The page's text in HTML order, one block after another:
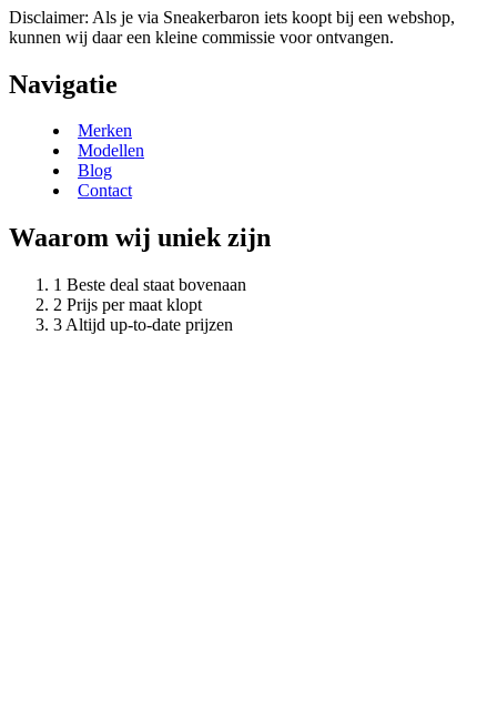
Disclaimer: Als je via Sneakerbaron iets koopt bij een webshop,
kunnen wij daar een kleine commissie voor ontvangen.
Navigatie
Merken
Modellen
Blog
Contact
Waarom wij uniek zijn
Beste deal staat bovenaan
Prijs per maat klopt
Altijd up-to-date prijzen